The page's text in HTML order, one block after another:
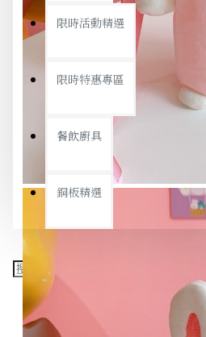
限時活動精選
限時特惠專區
餐飲廚具
銅板精選